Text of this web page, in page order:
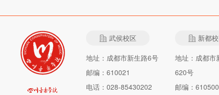
武侯校区
地址：成都市新生路6号
邮编：610021
电话：028-85430202
新都
地址：成都市
620号
邮编：610500